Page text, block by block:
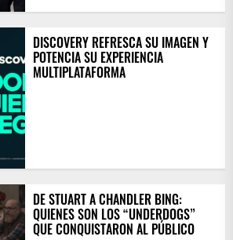
DISCOVERY REFRESCA SU IMAGEN Y
POTENCIA SU EXPERIENCIA
MULTIPLATAFORMA
DE STUART A CHANDLER BING:
QUIENES SON LOS “UNDERDOGS”
QUE CONQUISTARON AL PÚBLICO